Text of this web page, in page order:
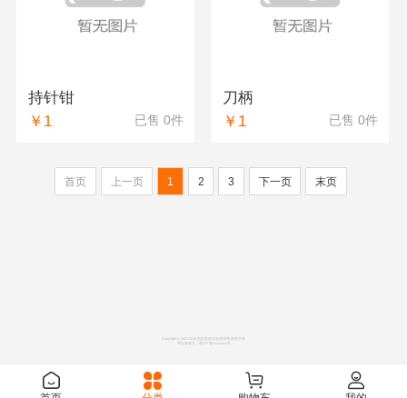
持针钳
￥1
已售 0件
刀柄
￥1
已售 0件
首页 上一页 1 2 3 下一页 末页
Copyright © 2023-2039 防疫检疫应急物资网 版权所有